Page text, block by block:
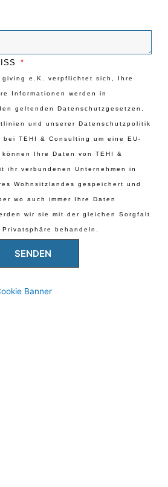
giving e.K. verpflichtet sich, Ihre
Informationen werden in
geltenden Datenschutzgesetzen,
und unserer Datenschutzpolitik
TEHI & Consulting um eine EU-
Ihre Daten von TEHI &
ihr verbundenen Unternehmen in
Wohnsitzlandes gespeichert und
wo auch immer Ihre Daten
wir sie mit der gleichen Sorgfalt
behandeln.
SENDEN
Banner